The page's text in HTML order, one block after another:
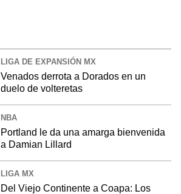
LIGA DE EXPANSIÓN MX
Venados derrota a Dorados en un
duelo de volteretas
NBA
Portland le da una amarga bienvenida
a Damian Lillard
LIGA MX
Del Viejo Continente a Coapa: Los